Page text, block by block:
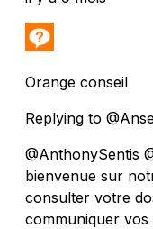
Orange conseil
Replying to
@AnthonySentis
bienvenue sur
consulter votre
communiquer